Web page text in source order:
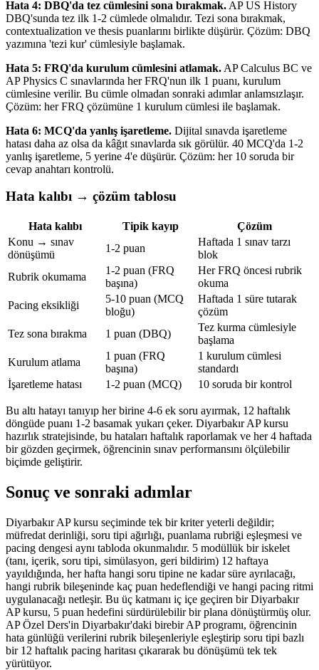
Hata 4: DBQ'da tez cümlesini sona bırakmak. AP US History
DBQ'sunda tez ilk 1-2 cümlede olmalıdır. Tezi sona bırakmak,
contextualization ve thesis puanlarını birlikte düşürür. Çözüm: DBQ
yazımına 'tezi kur' cümlesiyle başlamak.
Hata 5: FRQ'da kurulum cümlesini atlamak. AP Calculus BC ve
AP Physics C sınavlarında her FRQ'nun ilk 1 puanı, kurulum
cümlesine verilir. Bu cümle olmadan sonraki adımlar anlamsızlaşır.
Çözüm: her FRQ çözümüne 1 kurulum cümlesi ile başlamak.
Hata 6: MCQ'da yanlış işaretleme. Dijital sınavda işaretleme
hatası daha az olsa da kâğıt sınavlarda sık görülür. 40 MCQ'da 1-2
yanlış işaretleme, 5 yerine 4'e düşürür. Çözüm: her 10 soruda bir
cevap anahtarı kontrolü.
Hata kalıbı → çözüm tablosu
Hata kalıbı Tipik kayıp
Çözüm
Konu → sınav
dönüşümü
1-2 puan
Haftada 1 sınav tarzı
blok
Rubrik okumama
1-2 puan (FRQ
başına)
Her FRQ öncesi rubrik
okuma
Pacing eksikliği
5-10 puan (MCQ
bloğu)
Haftada 1 süre tutarak
çözüm
Tez sona bırakma
1 puan (DBQ)
Tez kurma cümlesiyle
başlama
Kurulum atlama
1 puan (FRQ
başına)
1 kurulum cümlesi
standardı
İşaretleme hatası
1-2 puan (MCQ) 10 soruda bir kontrol
Bu altı hatayı tanıyıp her birine 4-6 ek soru ayırmak, 12 haftalık
döngüde puanı 1-2 basamak yukarı çeker. Diyarbakır AP kursu
hazırlık stratejisinde, bu hataları haftalık raporlamak ve her 4 haftada
bir gözden geçirmek, öğrencinin sınav performansını ölçülebilir
biçimde geliştirir.
Sonuç ve sonraki adımlar
Diyarbakır AP kursu seçiminde tek bir kriter yeterli değildir;
müfredat derinliği, soru tipi ağırlığı, puanlama rubriği eşleşmesi ve
pacing dengesi aynı tabloda okunmalıdır. 5 modüllük bir iskelet
(tanı, içerik, soru tipi, simülasyon, geri bildirim) 12 haftaya
yayıldığında, her hafta hangi soru tipine ne kadar süre ayrılacağı,
hangi rubrik bileşeninde kaç puan hedeflendiği ve hangi pacing ritmi
uygulanacağı netleşir. Bu üç katmanı iç içe geçiren bir Diyarbakır
AP kursu, 5 puan hedefini sürdürülebilir bir plana dönüştürmüş olur.
AP Özel Ders'in Diyarbakır'daki birebir AP programı, öğrencinin
hata günlüğü verilerini rubrik bileşenleriyle eşleştirip soru tipi bazlı
bir 12 haftalık pacing haritası çıkararak bu dönüşümü tek tek
yürütüyor.